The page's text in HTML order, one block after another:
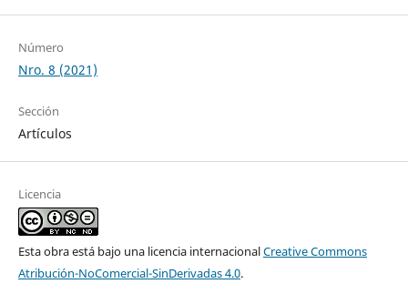
Número
Nro. 8 (2021)
Sección
Artículos
Licencia
Esta obra está bajo una licencia internacionalCreative Commons
Atribución-NoComercial-SinDerivadas 4.0.